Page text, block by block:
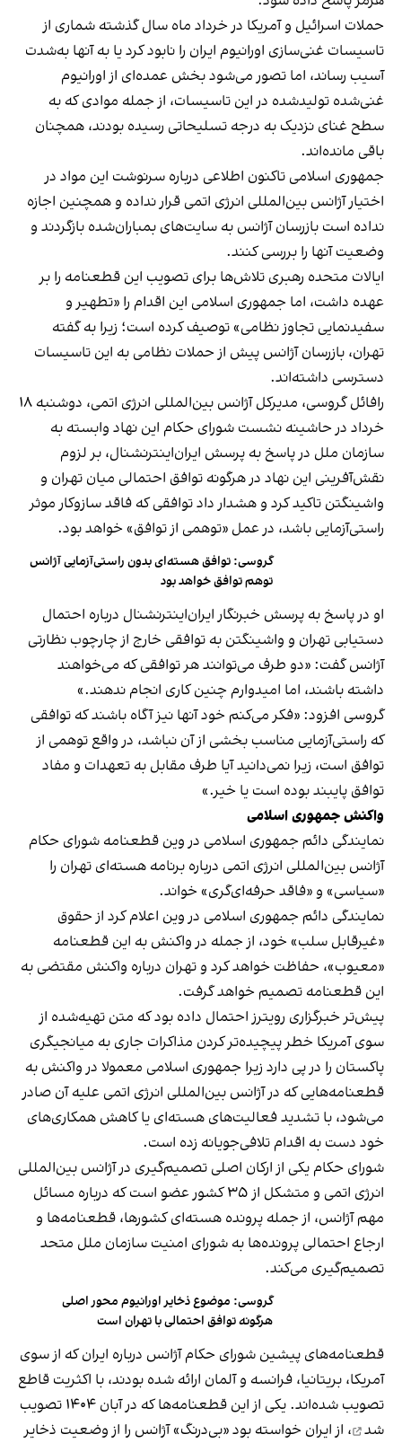
حملات اسرائیل و آمریکا در خرداد ماه سال گذشته شماری از
تاسیسات غنی‌سازی اورانیوم ایران را نابود کرد یا به آنها به‌شدت
آسیب رساند، اما تصور می‌شود بخش عمده‌ای از اورانیوم
غنی‌شده تولیدشده در این تاسیسات، از جمله موادی که به
سطح غنای نزدیک به درجه تسلیحاتی رسیده بودند، همچنان
باقی مانده‌اند.
جمهوری اسلامی تاکنون اطلاعی درباره سرنوشت این مواد در
اختیار آژانس بین‌المللی انرژی اتمی قرار نداده و همچنین اجازه
نداده است بازرسان آژانس به سایت‌های بمباران‌شده بازگردند و
وضعیت آنها را بررسی کنند.
ایالات متحده رهبری تلاش‌ها برای تصویب این قطعنامه را بر
عهده داشت، اما جمهوری اسلامی این اقدام را «تطهیر و
سفیدنمایی تجاوز نظامی» توصیف کرده است؛ زیرا به گفته
تهران، بازرسان آژانس پیش از حملات نظامی به این تاسیسات
دسترسی داشته‌اند.
رافائل گروسی، مدیرکل آژانس بین‌المللی انرژی اتمی، دوشنبه ۱۸
خرداد در حاشینه نشست شورای حکام این نهاد وابسته به
سازمان ملل در پاسخ به پرسش ایران‌اینترنشنال، بر لزوم
نقش‌آفرینی این نهاد در هرگونه توافق احتمالی میان تهران و
واشینگتن تاکید کرد و هشدار داد توافقی که فاقد سازوکار موثر
راستی‌آزمایی باشد، در عمل «توهمی از توافق» خواهد بود.
گروسی: توافق هسته‌ای بدون راستی‌آزمایی آژانس
توهم توافق خواهد بود
او در پاسخ به پرسش خبرنگار ایران‌اینترنشنال درباره احتمال
دستیابی تهران و واشینگتن به توافقی خارج از چارچوب نظارتی
آژانس گفت: «دو طرف می‌توانند هر توافقی که می‌خواهند
داشته باشند، اما امیدوارم چنین کاری انجام ندهند.»
گروسی افزود: «فکر می‌کنم خود آنها نیز آگاه باشند که توافقی
که راستی‌آزمایی مناسب بخشی از آن نباشد، در واقع توهمی از
توافق است، زیرا نمی‌دانید آیا طرف مقابل به تعهدات و مفاد
توافق پایبند بوده است یا خیر.»
واکنش جمهوری اسلامی
نمایندگی دائم جمهوری اسلامی در وین قطعنامه شورای حکام
آژانس بین‌المللی انرژی اتمی درباره برنامه هسته‌ای تهران را
«سیاسی» و «فاقد حرفه‌ای‌گری» خواند.
نمایندگی دائم جمهوری اسلامی در وین اعلام کرد از حقوق
«غیرقابل سلب» خود، از جمله در واکنش به این قطعنامه
«معیوب»، حفاظت خواهد کرد و تهران درباره واکنش مقتضی به
این قطعنامه تصمیم خواهد گرفت.
پیش‌تر خبرگزاری رویترز احتمال داده بود که متن تهیه‌شده از
سوی آمریکا خطر پیچیده‌تر کردن مذاکرات جاری به میانجیگری
پاکستان را در پی دارد زیرا جمهوری اسلامی معمولا در واکنش به
قطعنامه‌هایی که در آژانس بین‌المللی انرژی اتمی علیه آن صادر
می‌شود، با تشدید فعالیت‌های هسته‌ای یا کاهش همکاری‌های
خود دست به اقدام تلافی‌جویانه زده است.
شورای حکام یکی از ارکان اصلی تصمیم‌گیری در آژانس بین‌المللی
انرژی اتمی و متشکل از ۳۵ کشور عضو است که درباره مسائل
مهم آژانس، از جمله پرونده هسته‌ای کشورها، قطعنامه‌ها و
ارجاع احتمالی پرونده‌ها به شورای امنیت سازمان ملل متحد
تصمیم‌گیری می‌کند.
گروسی: موضوع ذخایر اورانیوم محور اصلی
هرگونه توافق احتمالی با تهران است
قطعنامه‌های پیشین شورای حکام آژانس درباره ایران که از سوی
آمریکا، بریتانیا، فرانسه و آلمان ارائه شده بودند، با اکثریت قاطع
تصویب شده‌اند. یکی از این قطعنامه‌ها که در آبان ۱۴۰۴
تصویب
شد
، از ایران خواسته بود «بی‌درنگ» آژانس را از وضعیت ذخایر